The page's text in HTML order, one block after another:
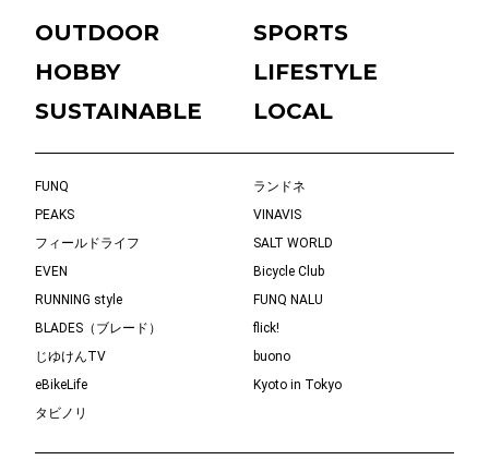
OUTDOOR
SPORTS
HOBBY
LIFESTYLE
SUSTAINABLE
LOCAL
FUNQ
ランドネ
PEAKS
VINAVIS
フィールドライフ
SALT WORLD
EVEN
Bicycle Club
RUNNING style
FUNQ NALU
BLADES（ブレード）
flick!
じゆけんTV
buono
eBikeLife
Kyoto in Tokyo
タビノリ